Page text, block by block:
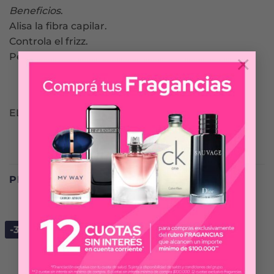
×
Beneficios.
Alisa la fibra capilar.
Controla el frizz.
Pelo 4x más suave.
ELVIVE
PRODUCTOS RELACIONADOS
-30% -30%